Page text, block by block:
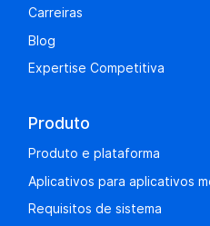
Carreiras
Blog
Expertise Competitiva
Produto
Produto e plataforma
Aplicativos para aplicativos
Requisitos de sistema